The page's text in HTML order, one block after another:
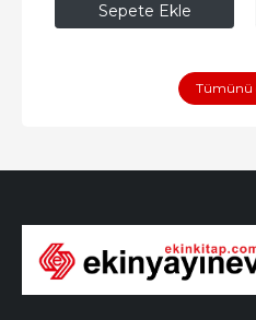
Sepete Ekle
Tümünü